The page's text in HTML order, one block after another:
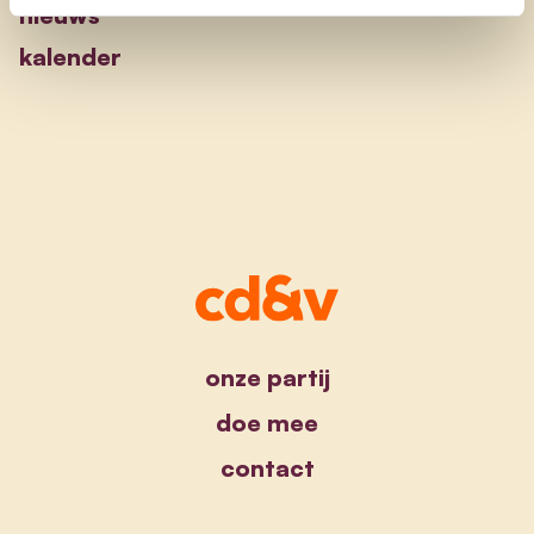
nieuws
kalender
onze partij
doe mee
contact